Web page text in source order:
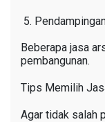
Beberapa jasa
pembangunan.
Tips Memilih
Agar tidak salah